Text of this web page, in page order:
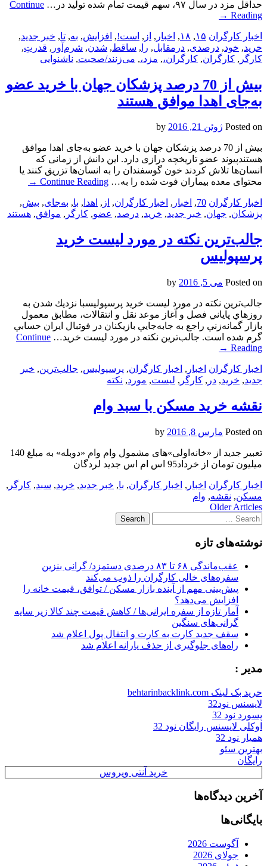
حداقل مزد در سال ۹۷، سهم قیمت تمام شده تولید در…
Continue
Reading
→
اخبار کارگران ۱۵, ۱۸, اخبار , از , است!, افزایش, به, تا, خبر جدید,
خرید, خود, درصدی, درمقابل, را , ساقط, شدن, شرم‌آور , قدرتِ,
کارگر , کارگران, کارگران،, مزد،, می‌زنند/صحبت, ناشنوایی
بیش از 70 درصد پزشکان جهان با خرید عضو
به‌جای اهدا موافق هستند
Posted on ژوئن 21, 2016
بیش از 70 درصد پزشکان جهان با خرید عضو به‌جای اهدا موافق
هستندپیوند عضو تاریخچه درازی دارد. این دانش از زمانی که
انسان‌ها تلاش کردند خون گوسفندان را به انسان‌ها تزریق کنند یا
محتوای معده بیماران فوت شده را به… Continue Reading
→
اخبار کارگران 70
, اخبار , اخبار کارگران, از , اهدا , با, به‌جای, بیش,
پزشکان, جهان, خبر جدید, خرید, درصد, عضو, کارگر , موافق, هستند
جالب‌ترین نکته در مورد لیست خرید
پرسپولیس
Posted on می 5, 2016
جالب‌ترین نکته در مورد لیست خرید پرسپولیسبا نزديك شدن به
روزهاي پاياني فصل و آغاز موعد نقل و انتقالات، مطابق معمول
بازار گمانه‌زني راجع به جابه‌جايي بازيكنان در فوتبال ايران حسابي
گرم شده است. جالب‌ترین نکته در مورد لیست خرید… Continue
Reading
→
اخبار کارگران اخبار , اخبار کارگران, پرسپولیس, جالب‌ترین, خبر
جدید, خرید, در , کارگر , لیست, مورد, نکته
نقشه خرید مسکن با سبد وام
Posted on مارس 8, 2016
تعبیر جدید از «خانه‌اولی»‌های مشمول وام وام «دوبله» به مبلغ 140
میلیون تومان از خرداد95 اس ام اس جدید لردگان
اخبار کارگران اخبار , اخبار کارگران, با, خبر جدید, خرید, سبد, کارگر ,
مسکن, نقشه, وام
Post
navigation
Older Articles
Search
for:
نوشته‌های تازه
عقب‌ماندگی ۶۸ تا ۸۳ درصدی دستمزد/ گرانی بنزین
سفره‌های خالی کارگران را ذوب می‌کند
پیش‌بینی مهم از آینده بازار مسکن / توافق، قیمت خانه را
افزایش می‌دهد؟
آمار تازه از سفره ایرانی‌ها / کاهش قیمت چند کالا زیر سایه
گرانی‌های سنگین
سقف جدید کارت به کارت و انتقال پول اعلام شد
راه‌های جلوگیری از حذف یارانه اعلام شد
مدیر :
خرید بک لینک behtarinbacklink.com
لایسنس نود32
پسورد نود 32
اوکلی لایسنس رایگان نود 32
همیار نود 32
بهترین سئو
رایگان
خرید آنتی ویروس
آخرین دیدگاه‌ها
بایگانی‌ها
آگوست 2026
جولای 2026